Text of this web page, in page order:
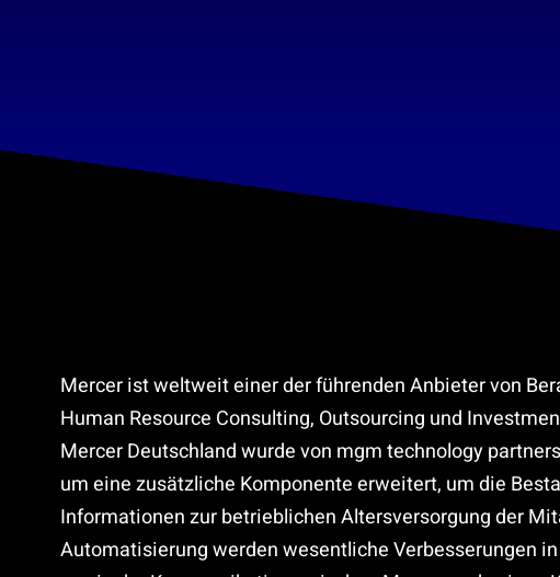
Mercer ist weltweit einer der führenden Anbieter von
Human Resource Consulting, Outsourcing und
Mercer Deutschland wurde von mgm technology
um eine zusätzliche Komponente erweitert, um die
Informationen zur betrieblichen Altersversorgung der
Automatisierung werden wesentliche Verbesserungen